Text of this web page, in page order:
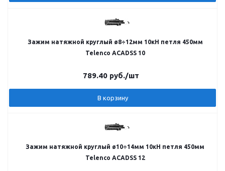
Зажим натяжной круглый ø8÷12мм 10кН петля 450мм
Telenco ACADSS 10
789.40руб./шт
В корзину
Зажим натяжной круглый ø10÷14мм 10кН петля 450мм
Telenco ACADSS 12